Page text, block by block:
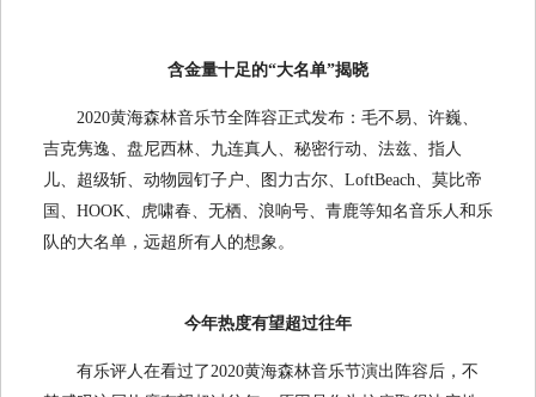
含金量十足的“大名单”揭晓
2020黄海森林音乐节全阵容正式发布：毛不易、许巍、
吉克隽逸、盘尼西林、九连真人、秘密行动、法兹、指人
儿、超级斩、动物园钉子户、图力古尔、LoftBeach、莫比帝
国、HOOK、虎啸春、无栖、浪响号、青鹿等知名音乐人和乐
队的大名单，远超所有人的想象。
今年热度有望超过往年
有乐评人在看过了2020黄海森林音乐节演出阵容后，不